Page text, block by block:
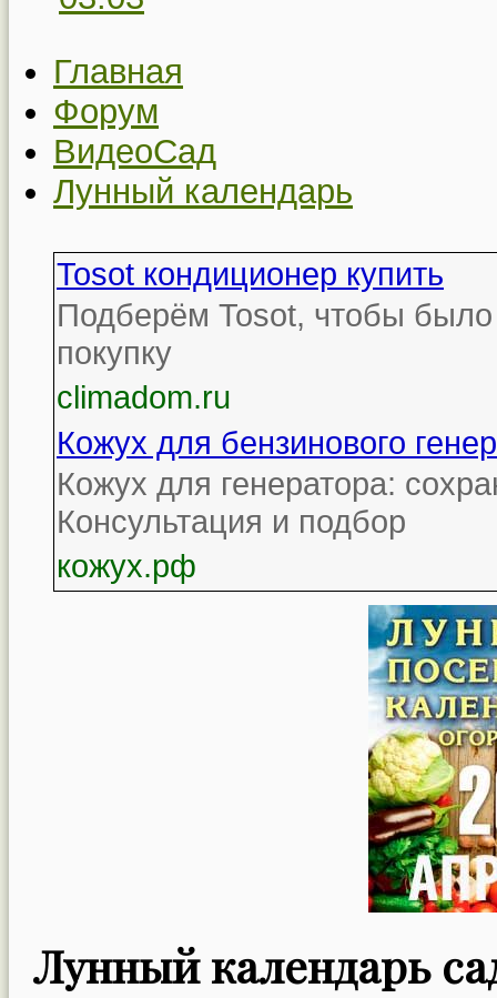
Главная
Форум
ВидеоСад
Лунный календарь
Tosot кондиционер купить
Подберём Tosot, чтобы
покупку
climadom.ru
Кожух для бензинового
Кожух для генератора:
Консультация и подбор
кожух.рф
Лунный календарь